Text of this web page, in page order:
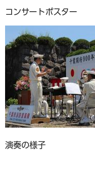
コンサートポスター
演奏の様子